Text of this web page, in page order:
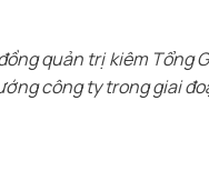
quản trị kiêm Tổng
công ty trong giai